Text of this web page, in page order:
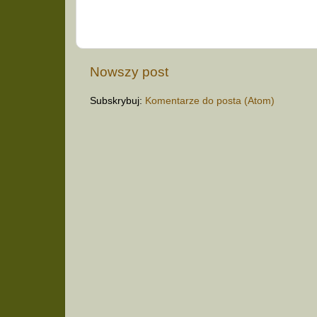
Nowszy post
Subskrybuj: Komentarze do posta (Atom)